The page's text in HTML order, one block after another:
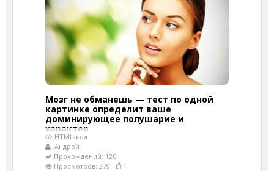
Мозг не обманешь — тест по одной
картинке определит ваше
доминирующее полушарие и
характер
HTML-код
Андрей
Прохождений: 126
Просмотров: 279
1